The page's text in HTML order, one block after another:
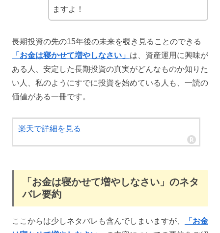
ますよ！
長期投資の先の15年後の未来を覗き見ることのできる
「お金は寝かせて増やしなさい」 は、資産運用に興味が
ある人、安定した長期投資の真実がどんなものか知りた
い人、私のようにすでに投資を始めている人も、一読の
価値がある一冊です。
楽天で詳細を見る
「お金は寝かせて増やしなさい」のネタ
バレ要約
ここからは少しネタバレも含んでしまいますが、
「お金